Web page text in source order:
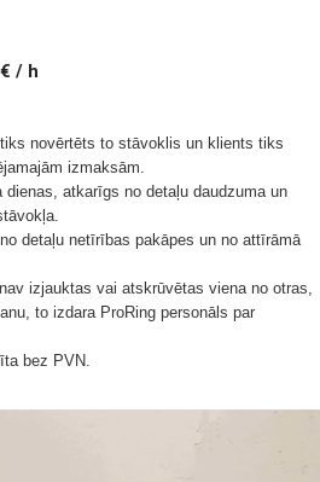
/ h
novērtēts to stāvoklis un klients tiks
izmaksām.
dienas, atkarīgs no detaļu daudzuma un
detaļu netīrības pakāpes un no attīrāmā
izjauktas vai atskrūvētas viena no otras,
to izdara ProRing personāls par
bez PVN.